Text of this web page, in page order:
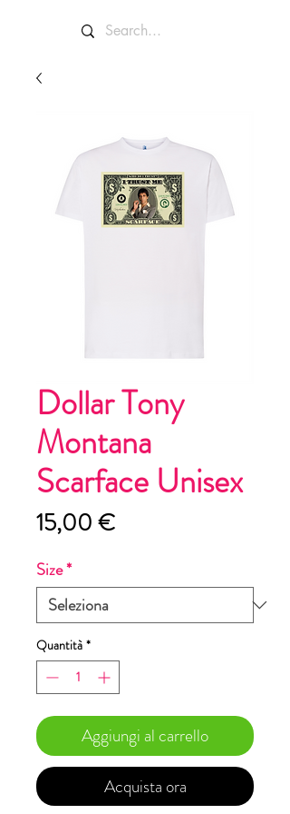
Dollar Tony
Montana
Scarface Unisex
15,00 €Prezzo
Size*
Quantità *
Aggiungi al carrello
Acquista ora